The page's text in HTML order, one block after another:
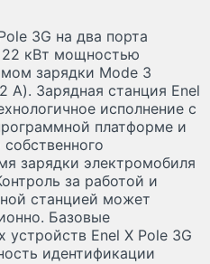
3G на два порта
кВт мощностью
зарядки Mode 3
А). Зарядная станция Enel
исполнение с
платформе и
зарядки электромобиля
за работой и
станцией может
Базовые
устройств Enel X Pole 3G
идентификации